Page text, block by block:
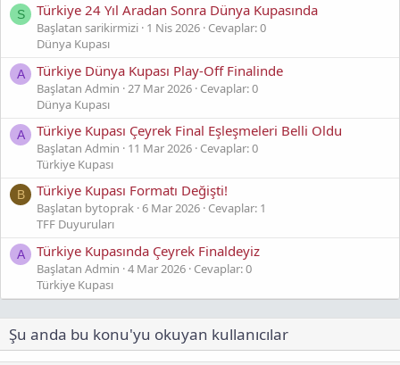
S Türkiye 24 Yıl Aradan Sonra Dünya Kupasında
Başlatan sarikirmizi 1 Nis 2026 Cevaplar: 0
Dünya Kupası
A Türkiye Dünya Kupası Play-Off Finalinde
Başlatan Admin 27 Mar 2026 Cevaplar: 0
Dünya Kupası
A Türkiye Kupası Çeyrek Final Eşleşmeleri Belli Oldu
Başlatan Admin 11 Mar 2026 Cevaplar: 0
Türkiye Kupası
B Türkiye Kupası Formatı Değişti!
Başlatan bytoprak 6 Mar 2026 Cevaplar: 1
TFF Duyuruları
A Türkiye Kupasında Çeyrek Finaldeyiz
Başlatan Admin 4 Mar 2026 Cevaplar: 0
Türkiye Kupası
Şu anda bu konu'yu okuyan kullanıcılar